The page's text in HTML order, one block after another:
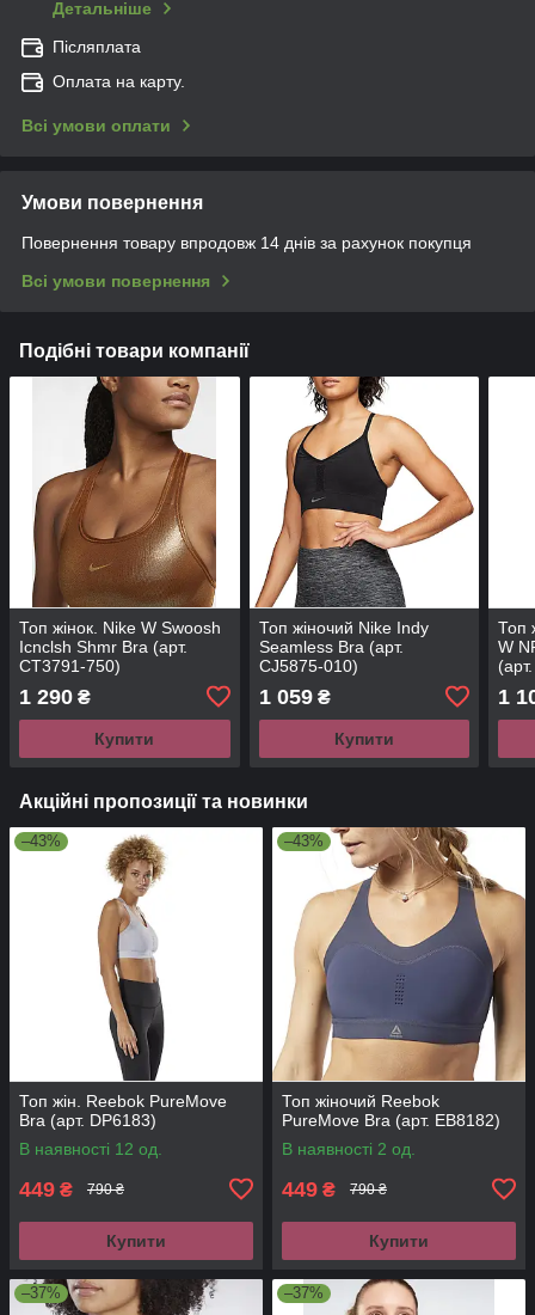
Детальніше
Післяплата
Оплата на карту.
Всі умови оплати
Умови повернення
Повернення товару впродовж 14 днів за рахунок покупця
Всі умови повернення
Подібні товари компанії
Топ жінок. Nike W Swoosh
Icnclsh Shmr Bra (арт.
CT3791-750)
1 290 ₴
Купити
Топ жіночий Nike Indy
Seamless Bra (арт.
CJ5875-010)
1 059₴
Купити
Топ
W
1
Акційні пропозиції та новинки
–43%
Топ жін. Reebok PureMove
Bra (арт. DP6183)
В наявності 12 од.
449 ₴ 790 ₴
Купити
–43%
Топ жіночий Reebok
PureMove Bra (арт. EB8182)
В наявності 2 од.
449 ₴ 790 ₴
Купити
–37% –37%